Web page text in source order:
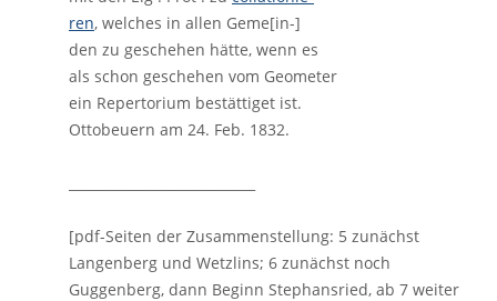
ren, welches in allen Geme[in-]
den zu geschehen hätte, wenn es
als schon geschehen vom Geometer
ein Repertorium bestättiget ist.
Ottobeuern am 24. Feb. 1832.
[pdf-Seiten der Zusammenstellung: 5 zunächst
Langenberg und Wetzlins; 6 zunächst noch
Guggenberg, dann Beginn Stephansried, ab 7 weiter